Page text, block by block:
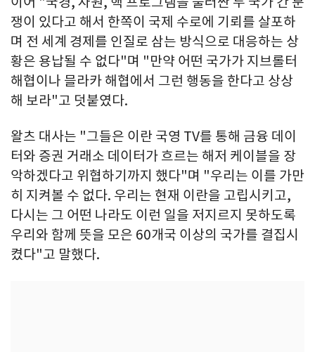
쟁이 있다고 해서 한쪽이 국제 수로에 기뢰를 살포하
며 전 세계 경제를 인질로 삼는 방식으로 대응하는 상
황은 용납될 수 없다"며 "만약 어떤 국가가 지브롤터
해협이나 믈라카 해협에서 그런 행동을 한다고 상상
해 보라"고 덧붙였다.
왈츠 대사는 "그들은 이란 국영 TV를 통해 금융 데이
터와 증권 거래소 데이터가 흐르는 해저 케이블을 장
악하겠다고 위협하기까지 했다"며 "우리는 이를 가만
히 지켜볼 수 없다. 우리는 현재 이란을 고립시키고,
다시는 그 어떤 나라도 이런 일을 저지르지 못하도록
우리와 함께 뜻을 모은 60개국 이상의 국가를 결집시
켰다"고 말했다.